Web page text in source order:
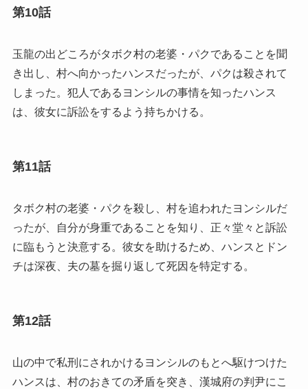
第10話
玉龍の出どころがタボク村の老婆・パクであることを聞
き出し、村へ向かったハンスだったが、パクは殺されて
しまった。犯人であるヨンシルの事情を知ったハンス
は、彼女に訴訟をするよう持ちかける。
第11話
タボク村の老婆・パクを殺し、村を追われたヨンシルだ
ったが、自分が身重であることを知り、正々堂々と訴訟
に臨もうと決意する。彼女を助けるため、ハンスとドン
チは深夜、夫の墓を掘り返して死因を特定する。
第12話
山の中で私刑にされかけるヨンシルのもとへ駆けつけた
ハンスは、村のおきての矛盾を突き、漢城府の判尹にこ